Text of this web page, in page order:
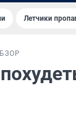
Летчики